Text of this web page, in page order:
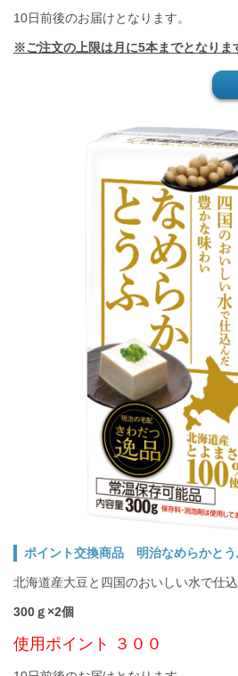
10日前後のお届けとなります。
※ご注文の上限は月に5本までとなりま
ポイント交換商品 明治なめらかと
北海道産大豆と四国のおいしい水で仕込
300ｇ×2個
使用ポイント ３００